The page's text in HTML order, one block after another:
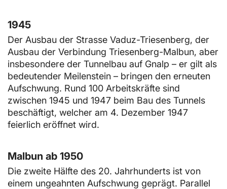
1945
Der Ausbau der Strasse Vaduz-Triesenberg, der
Ausbau der Verbindung Triesenberg-Malbun, aber
insbesondere der Tunnelbau auf Gnalp – er gilt als
bedeutender Meilenstein – bringen den erneuten
Aufschwung. Rund 100 Arbeitskräfte sind
zwischen 1945 und 1947 beim Bau des Tunnels
beschäftigt, welcher am 4. Dezember 1947
feierlich eröffnet wird.
Malbun ab 1950
Die zweite Hälfte des 20. Jahrhunderts ist von
einem ungeahnten Aufschwung geprägt. Parallel